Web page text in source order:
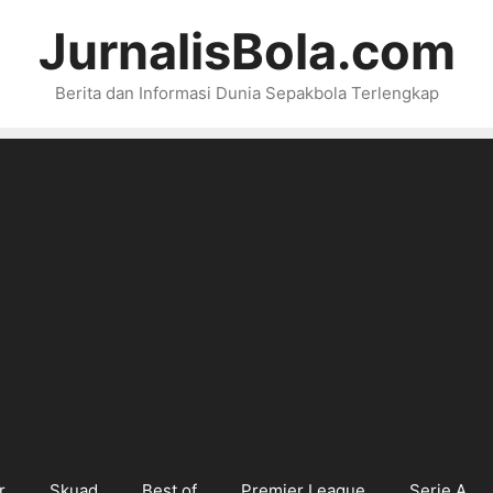
JurnalisBola.com
Berita dan Informasi Dunia Sepakbola Terlengkap